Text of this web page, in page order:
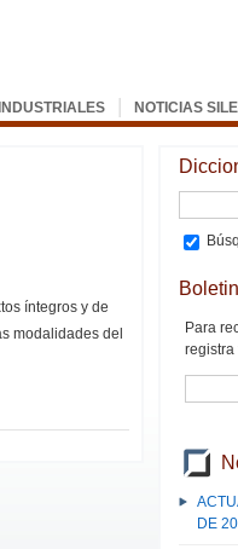
| NOTICIAS
íntegros y de
modalidades del
Para
registra
DE